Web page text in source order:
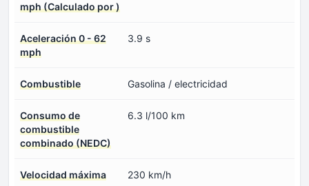
mph (Calculado por )
Aceleración 0 - 62
mph
3.9 s
Combustible Gasolina / electricidad
Consumo de
combustible
combinado (NEDC)
6.3 l/100 km
Velocidad máxima 230 km/h